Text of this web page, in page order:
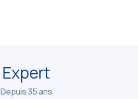
Expert
Depuis 35 ans